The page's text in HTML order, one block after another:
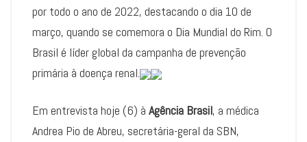
por todo o ano de 2022, destacando o dia 10 de
março, quando se comemora o Dia Mundial do Rim. O
Brasil é líder global da campanha de prevenção
primária à doença renal.
Em entrevista hoje (6) à Agência Brasil, a médica
Andrea Pio de Abreu, secretária-geral da SBN,